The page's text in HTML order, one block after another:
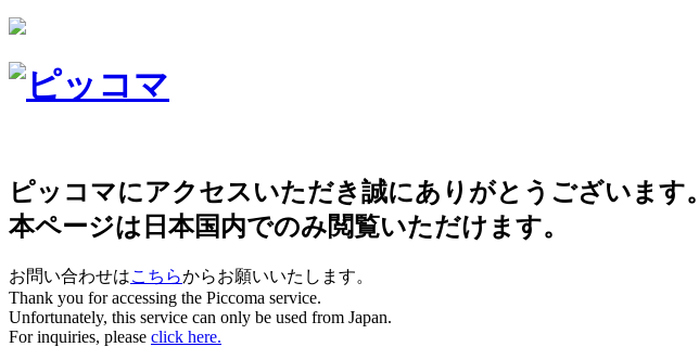
ピッコマにアクセスいただき誠にありがとうございます。
本ページは日本国内でのみ閲覧いただけます。
お問い合わせはこちらからお願いいたします。
Thank you for accessing the Piccoma service.
Unfortunately, this service can only be used from Japan.
For inquiries, please click here.